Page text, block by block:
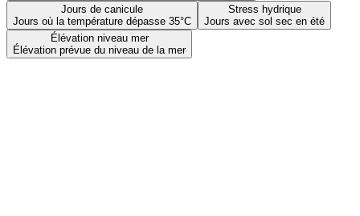
Jours de canicule
Jours où la température dépasse 35°C
Stress hydrique
Jours avec sol sec en été
Élévation niveau mer
Élévation prévue du niveau de la mer